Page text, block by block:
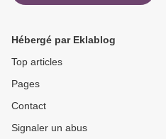
Hébergé par Eklablog
Top articles
Pages
Contact
Signaler un abus